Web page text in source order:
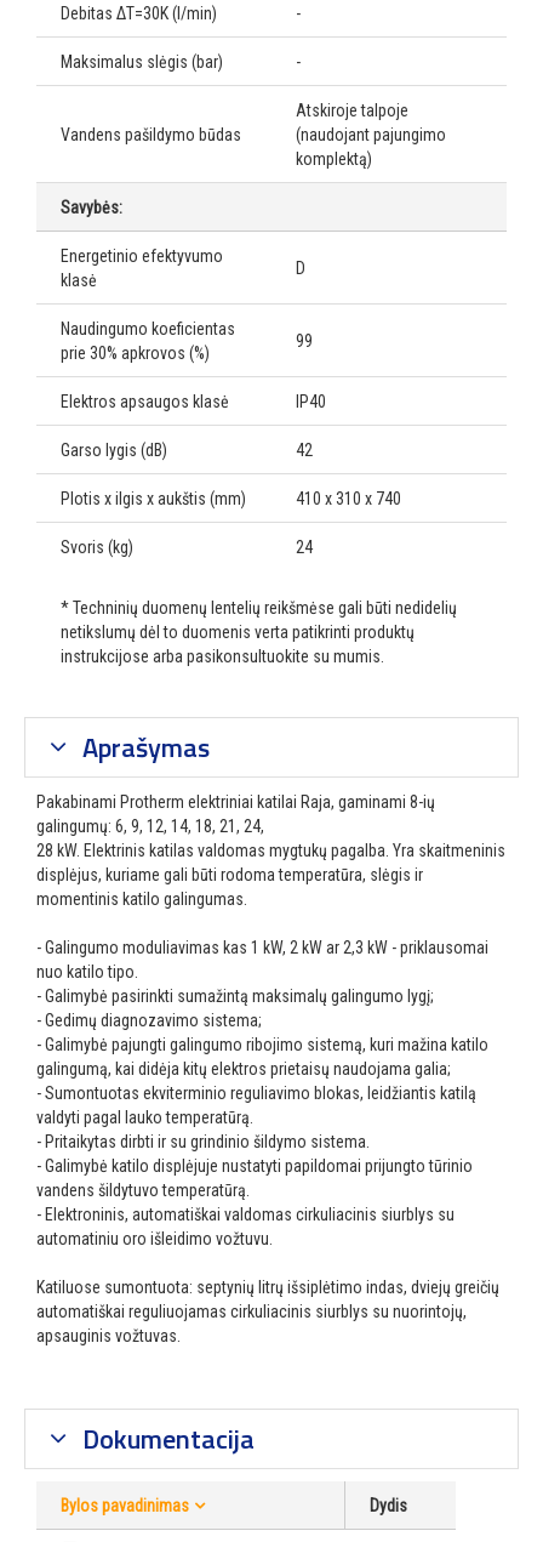
Debitas ΔT=30K (l/min) -
Maksimalus slėgis (bar) -
Vandens pašildymo būdas
Atskiroje talpoje
(naudojant pajungimo
komplektą)
Savybės:
Energetinio efektyvumo
klasė
D
Naudingumo koeficientas
prie 30% apkrovos (%)
99
Elektros apsaugos klasė IP40
Garso lygis (dB) 42
Plotis x ilgis x aukštis (mm) 410 x 310 x 740
Svoris (kg) 24
* Techninių duomenų lentelių reikšmėse gali būti nedidelių
netikslumų dėl to duomenis verta patikrinti produktų
instrukcijose arba pasikonsultuokite su mumis.
Aprašymas
Pakabinami Protherm elektriniai katilai Raja, gaminami 8-ių
galingumų: 6, 9, 12, 14, 18, 21, 24,
28 kW. Elektrinis katilas valdomas mygtukų pagalba. Yra skaitmeninis
displėjus, kuriame gali būti rodoma temperatūra, slėgis ir
momentinis katilo galingumas.
- Galingumo moduliavimas kas 1 kW, 2 kW ar 2,3 kW - priklausomai
nuo katilo tipo.
- Galimybė pasirinkti sumažintą maksimalų galingumo lygį;
- Gedimų diagnozavimo sistema;
- Galimybė pajungti galingumo ribojimo sistemą, kuri mažina katilo
galingumą, kai didėja kitų elektros prietaisų naudojama galia;
- Sumontuotas ekviterminio reguliavimo blokas, leidžiantis katilą
valdyti pagal lauko temperatūrą.
- Pritaikytas dirbti ir su grindinio šildymo sistema.
- Galimybė katilo displėjuje nustatyti papildomai prijungto tūrinio
vandens šildytuvo temperatūrą.
- Elektroninis, automatiškai valdomas cirkuliacinis siurblys su
automatiniu oro išleidimo vožtuvu.
Katiluose sumontuota: septynių litrų išsiplėtimo indas, dviejų greičių
automatiškai reguliuojamas cirkuliacinis siurblys su nuorintojų,
apsauginis vožtuvas.
Dokumentacija
Bylos pavadinimas Dydis